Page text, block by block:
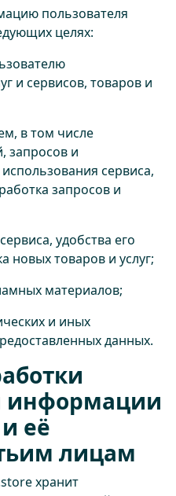
пользователя
целях:
и сервисов, товаров и
в том числе
запросов и
сервиса,
запросов и
удобства его
новых товаров и услуг;
материалов;
и иных
данных.
информации
её
лицам
хранит